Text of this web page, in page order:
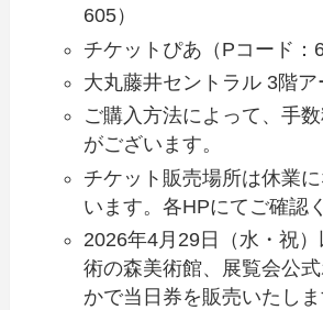
605）
チケットぴあ（Pコード：
大丸藤井セントラル 3階
ご購入方法によって、手
がございます。
チケット販売場所は休業
います。各HPにてご確認
2026年4月29日（水・祝
術の森美術館、展覧会公
かで当日券を販売いたしま